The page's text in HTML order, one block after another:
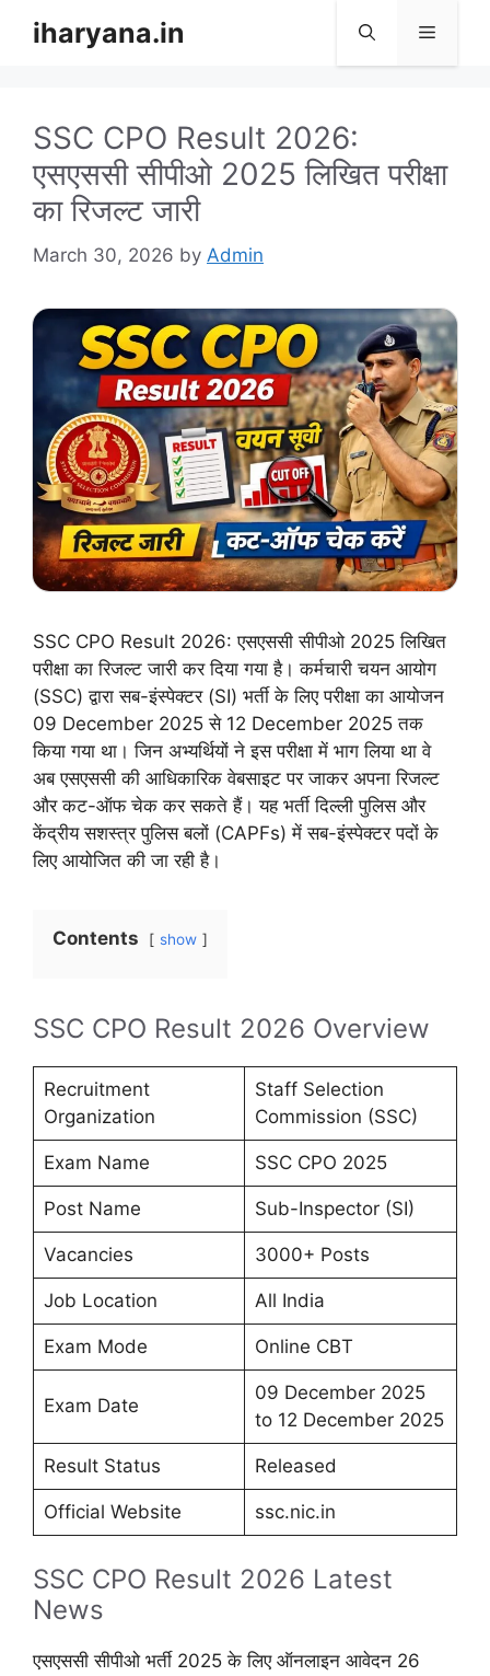
iharyana.in Menu
SSC CPO Result 2026:
एसएससी सीपीओ 2025 लिखित परीक्षा
का रिजल्ट जारी
March 30, 2026 by Admin
SSC CPO Result 2026: एसएससी सीपीओ 2025 लिखित
परीक्षा का रिजल्ट जारी कर दिया गया है। कर्मचारी चयन आयोग
(SSC) द्वारा सब-इंस्पेक्टर (SI) भर्ती के लिए परीक्षा का आयोजन
09 December 2025 से 12 December 2025 तक
किया गया था। जिन अभ्यर्थियों ने इस परीक्षा में भाग लिया था वे
अब एसएससी की आधिकारिक वेबसाइट पर जाकर अपना रिजल्ट
और कट-ऑफ चेक कर सकते हैं। यह भर्ती दिल्ली पुलिस और
केंद्रीय सशस्त्र पुलिस बलों (CAPFs) में सब-इंस्पेक्टर पदों के
लिए आयोजित की जा रही है।
Contents show
SSC CPO Result 2026 Overview
Recruitment
Organization
Staff Selection
Commission (SSC)
Exam Name SSC CPO 2025
Post Name Sub-Inspector (SI)
Vacancies 3000+ Posts
Job Location All India
Exam Mode Online CBT
Exam Date
09 December 2025
to 12 December 2025
Result Status Released
Official Website ssc.nic.in
SSC CPO Result 2026 Latest
News
एसएससी सीपीओ भर्ती 2025 के लिए ऑनलाइन आवेदन 26